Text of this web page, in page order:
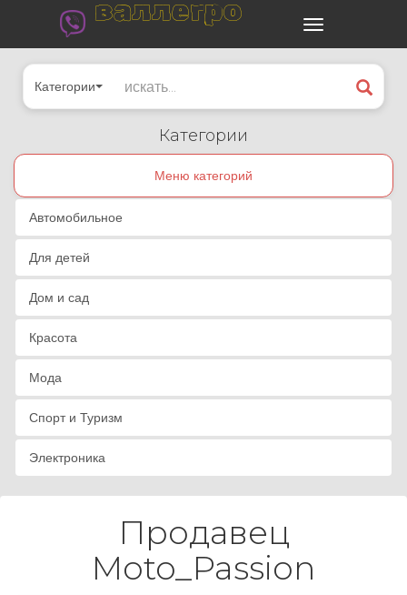
валлегро
Категории
Категории
Меню категорий
Автомобильное
Для детей
Дом и сад
Красота
Мода
Спорт и Туризм
Электроника
Продавец
Moto_Passion